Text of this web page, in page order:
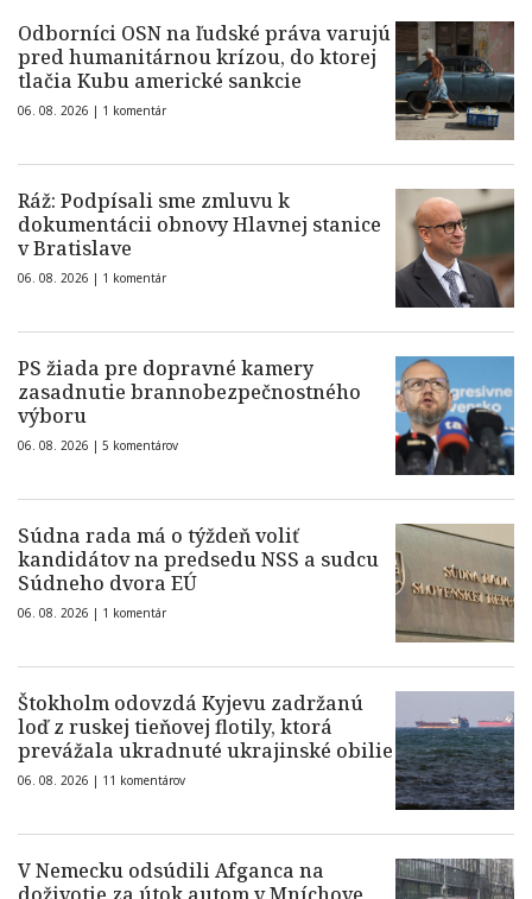
Odborníci OSN na ľudské práva varujú
pred humanitárnou krízou, do ktorej
tlačia Kubu americké sankcie
06. 08. 2026 | 1 komentár
Ráž: Podpísali sme zmluvu k
dokumentácii obnovy Hlavnej stanice
v Bratislave
06. 08. 2026 | 1 komentár
PS žiada pre dopravné kamery
zasadnutie brannobezpečnostného
výboru
06. 08. 2026 | 5 komentárov
Súdna rada má o týždeň voliť
kandidátov na predsedu NSS a sudcu
Súdneho dvora EÚ
06. 08. 2026 | 1 komentár
Štokholm odovzdá Kyjevu zadržanú
loď z ruskej tieňovej flotily, ktorá
prevážala ukradnuté ukrajinské obilie
06. 08. 2026 | 11 komentárov
V Nemecku odsúdili Afganca na